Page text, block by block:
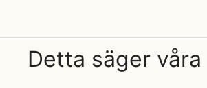
Detta säger